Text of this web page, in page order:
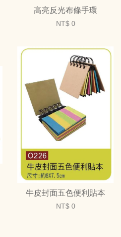
高亮反光布條手環
NT$ 0
牛皮封面五色便利貼本
NT$ 0